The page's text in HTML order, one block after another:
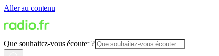
Aller au contenu
Que souhaitez-vous écouter ?